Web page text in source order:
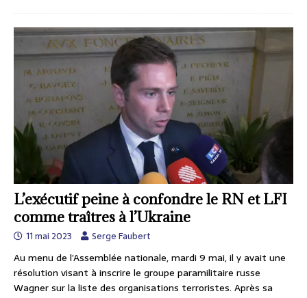
L’exécutif peine à confondre le RN et LFI
comme traîtres à l’Ukraine
11 mai 2023 Serge Faubert
Au menu de l’Assemblée nationale, mardi 9 mai, il y avait une
résolution visant à inscrire le groupe paramilitaire russe
Wagner sur la liste des organisations terroristes. Après sa